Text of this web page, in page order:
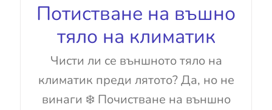
Потистване на въшно
тяло на климатик
Чисти ли се външното тяло на
климатик преди лятото? Да, но не
винаги ❄️ Почистване на външно